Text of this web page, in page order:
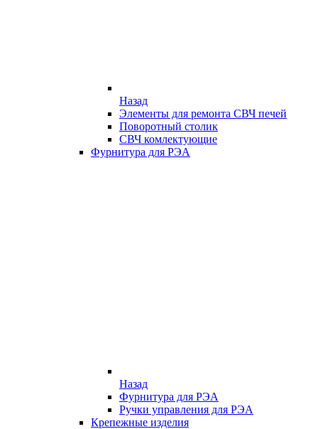
Назад
Элементы для ремонта СВЧ печей
Поворотный столик
СВЧ комлектующие
Фурнитура для РЭА
Назад
Фурнитура для РЭА
Ручки управления для РЭА
Крепежные изделия